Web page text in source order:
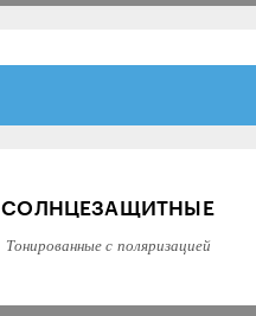
СОЛНЦЕЗАЩИТНЫЕ
Тонированные с поляризацией